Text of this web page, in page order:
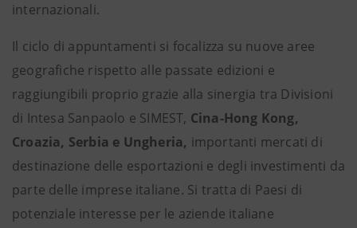
internazionali.
Il ciclo di appuntamenti si focalizza su nuove aree
geografiche rispetto alle passate edizioni e
raggiungibili proprio grazie alla sinergia tra Divisioni
di Intesa Sanpaolo e SIMEST, Cina-Hong Kong,
Croazia, Serbia e Ungheria, importanti mercati di
destinazione delle esportazioni e degli investimenti da
parte delle imprese italiane. Si tratta di Paesi di
potenziale interesse per le aziende italiane